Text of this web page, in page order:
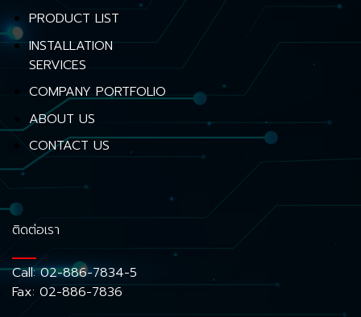
PRODUCT LIST
INSTALLATION
SERVICES
COMPANY PORTFOLIO
ABOUT US
CONTACT US
ติดต่อเรา
Call:02-886-7834-5
Fax: 02-886-7836